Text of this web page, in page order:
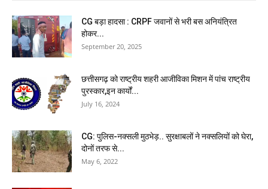
CG बड़ा हादसा : CRPF जवानों से भरी बस अनियंत्रित
होकर...
September 20, 2025
छत्तीसगढ़ को राष्ट्रीय शहरी आजीविका मिशन में पांच राष्ट्रीय
पुरस्कार,इन कार्यों...
July 16, 2024
CG: पुलिस-नक्सली मुठभेड़.. सुरक्षाबलों ने नक्सलियों को घेरा,
दोनों तरफ से...
May 6, 2022